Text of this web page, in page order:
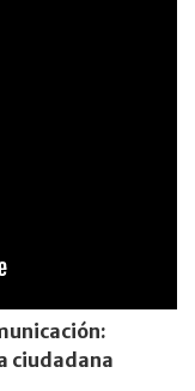
ciudadana